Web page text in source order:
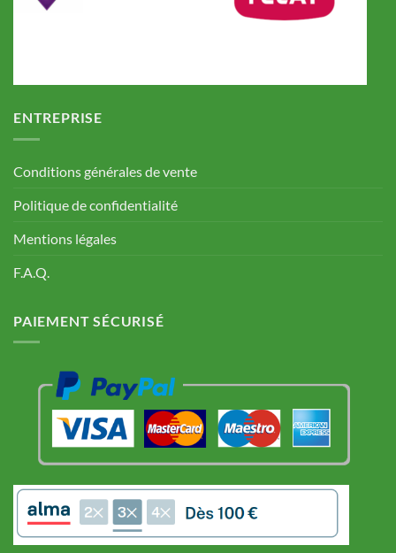
ENTREPRISE
Conditions générales de vente
Politique de confidentialité
Mentions légales
F.A.Q.
PAIEMENT SÉCURISÉ